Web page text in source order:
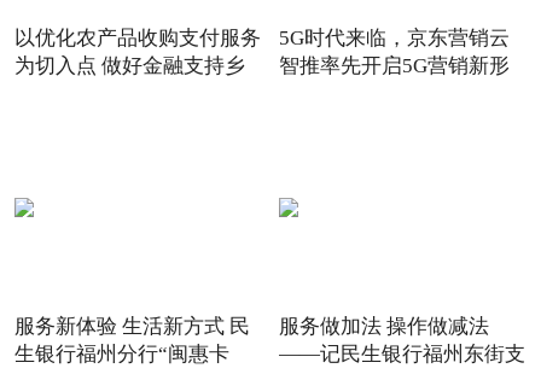
以优化农产品收购支付服务
为切入点 做好金融支持乡
5G时代来临，京东营销云
智推率先开启5G营销新形
服务新体验 生活新方式 民
生银行福州分行“闽惠卡
服务做加法 操作做减法
——记民生银行福州东街支